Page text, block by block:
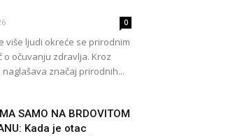
0
više ljudi okreće se prirodnim
o očuvanju zdravlja. Kroz
značaj prirodnih...
SAMO NA BRDOVITOM
Kada je otac